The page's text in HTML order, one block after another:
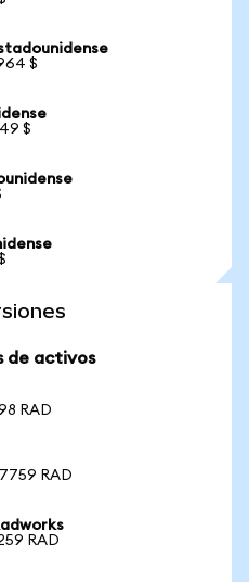
$
$
de activos
RAD
RAD
RAD